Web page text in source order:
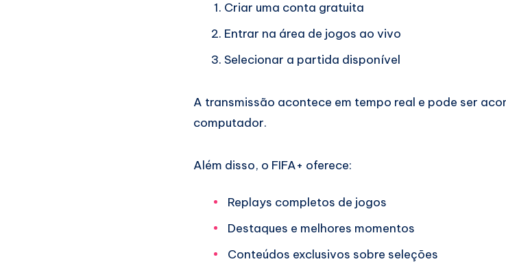
Criar uma conta gratuita
Entrar na área de jogos ao vivo
Selecionar a partida disponível
A transmissão acontece em tempo real e pode ser
computador.
Além disso, o FIFA+ oferece:
Replays completos de jogos
Destaques e melhores momentos
Conteúdos exclusivos sobre seleções